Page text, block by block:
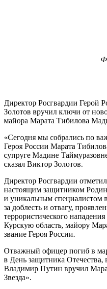
Директор Росгвардии Герой
Золотов вручил ключи от
майора Марата Тибилова
«Сегодня мы собрались по
Героя России Марата
супруге Мадине
сказал Виктор Золотов.
Директор Росгвардии
настоящим защитником
и уникальным специалистом
за доблесть и отвагу,
террористического
Курскую область, майору
звание Героя России.
Отважный офицер погиб в
в День защитника
Владимир Путин вручил
Звезда».